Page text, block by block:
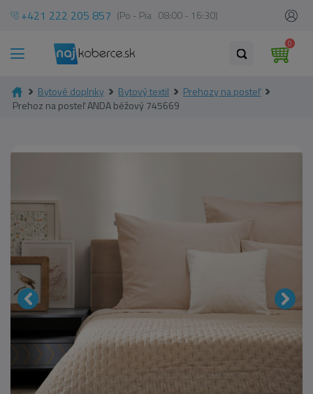
+421 222 205 857 (Po - Pia 08:00 - 16:30)
0
Bytové doplnky Bytový textil
Prehozy na posteľ
Prehoz na posteľ ANDA béžový 745669